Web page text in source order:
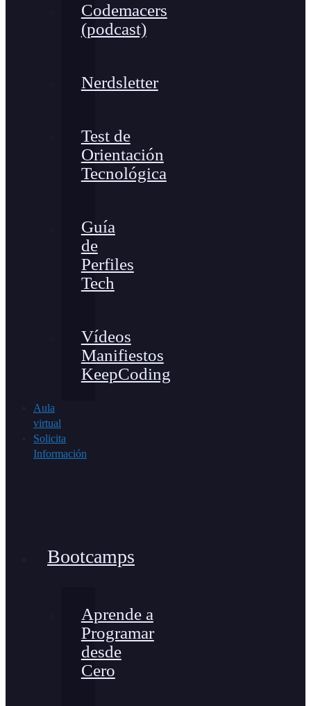
Codemacers
(podcast)
Nerdsletter
Test de
Orientación
Tecnológica
Guía
de
Perfiles
Tech
Vídeos
Manifiestos
KeepCoding
Aula
virtual
Solicita
Información
Bootcamps
Aprende a
Programar
desde
Cero